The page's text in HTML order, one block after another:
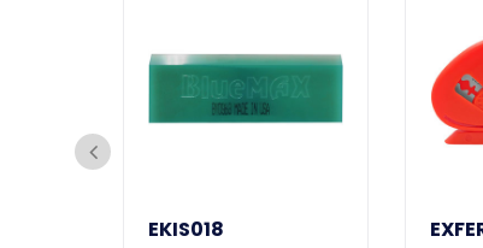
EKIS018